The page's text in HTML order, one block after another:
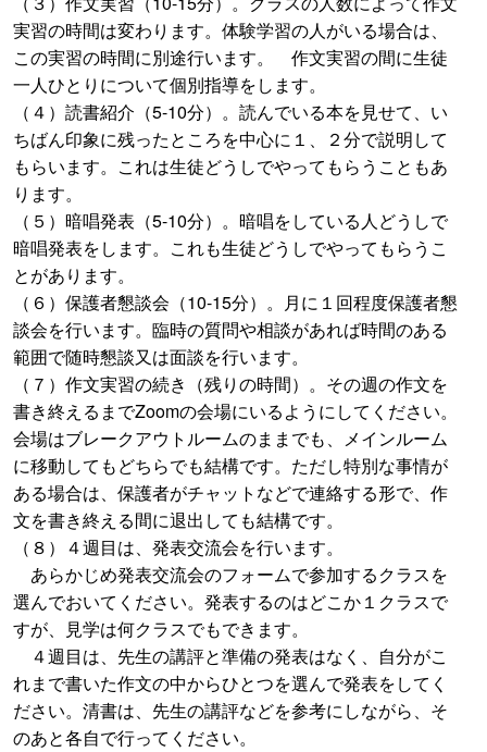
実習の時間は変わります。体験学習の人がいる場合は、
この実習の時間に別途行います。 作文実習の間に生徒
一人ひとりについて個別指導をします。
（４）読書紹介（5-10分）。読んでいる本を見せて、い
ちばん印象に残ったところを中心に１、２分で説明して
もらいます。これは生徒どうしでやってもらうこともあ
ります。
（５）暗唱発表（5-10分）。暗唱をしている人どうしで
暗唱発表をします。これも生徒どうしでやってもらうこ
とがあります。
（６）保護者懇談会（10-15分）。月に１回程度保護者懇
談会を行います。臨時の質問や相談があれば時間のある
範囲で随時懇談又は面談を行います。
（７）作文実習の続き（残りの時間）。その週の作文を
書き終えるまでZoomの会場にいるようにしてください。
会場はブレークアウトルームのままでも、メインルーム
に移動してもどちらでも結構です。ただし特別な事情が
ある場合は、保護者がチャットなどで連絡する形で、作
文を書き終える間に退出しても結構です。
（８）４週目は、発表交流会を行います。
あらかじめ発表交流会のフォームで参加するクラスを
選んでおいてください。発表するのはどこか１クラスで
すが、見学は何クラスでもできます。
４週目は、先生の講評と準備の発表はなく、自分がこ
れまで書いた作文の中からひとつを選んで発表をしてく
ださい。清書は、先生の講評などを参考にしながら、そ
のあと各自で行ってください。